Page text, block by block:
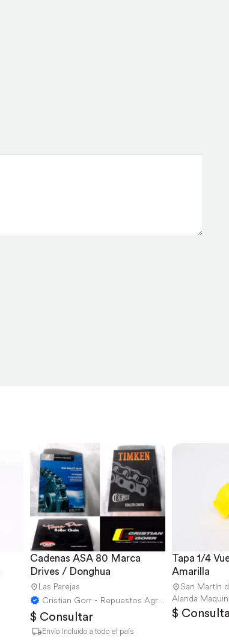
Cadenas ASA 80 Marca
Drives / Donghua
Las Parejas
Cristian Gorr - Repuestos Agricolas
$ Consultar
Envío Incluido a todo el país
Tapa 1/4
Amarilla
San Martín
Alanda
$